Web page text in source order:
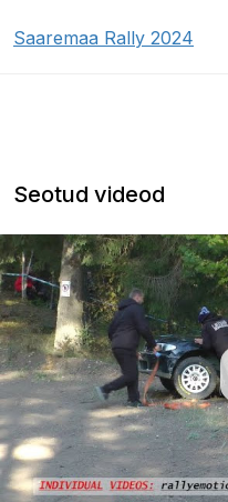
Saaremaa Rally 2024
Seotud videod